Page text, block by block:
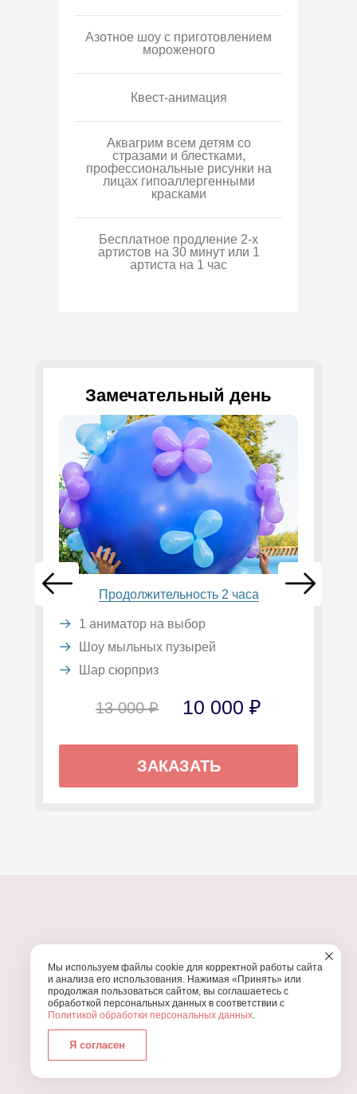
Азотное шоу с приготовлением
мороженого
Квест-анимация
Аквагрим всем детям со
стразами и блестками,
профессиональные рисунки на
лицах гипоаллергенными
красками
Бесплатное продление 2-х
артистов на 30 минут или 1
артиста на 1 час
Замечательный день
Продолжительность 2 часа
1 аниматор на выбор
Шоу мыльных пузырей
Шар сюрприз
13 000 ₽ 10 000 ₽
ЗАКАЗАТЬ
УЗНАЙТЕ, ПОЧЕМУ ПРОВЕДЕНИЕВАШЕГО
ПРАЗДНИКА СТОИТ ДОВЕРИТЬ НАМ
Работаем с 2016 года
Мы используем файлы cookie для корректной работы сайта
и анализа его использования. Нажимая «Принять» или
продолжая пользоваться сайтом, вы соглашаетесь с
обработкой персональных данных в соответствии с
Политикой обработки персональных данных.
Я согласен